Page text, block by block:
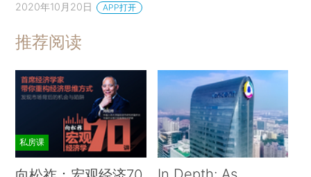
2020年10月20日 APP打开
推荐阅读
私房课